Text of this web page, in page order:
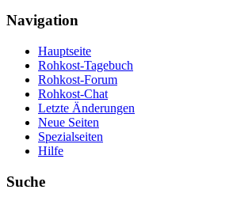
Navigation
Hauptseite
Rohkost-Tagebuch
Rohkost-Forum
Rohkost-Chat
Letzte Änderungen
Neue Seiten
Spezialseiten
Hilfe
Suche